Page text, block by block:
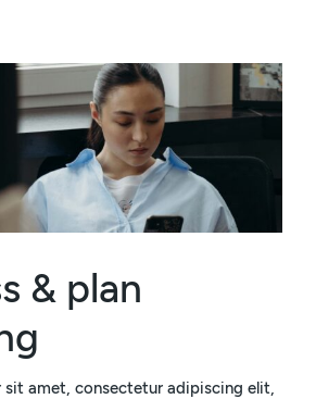
& plan
sit amet, consectetur adipiscing elit,